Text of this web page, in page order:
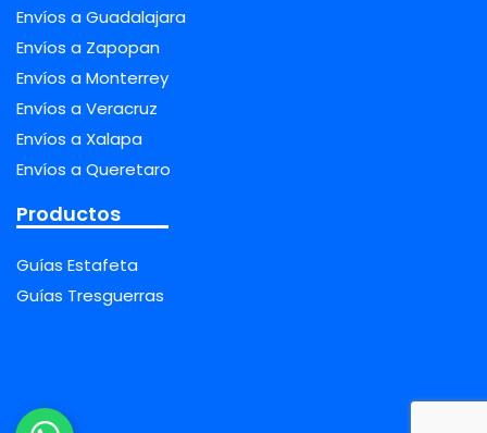
Envíos a Guadalajara
Envíos a Zapopan
Envíos a Monterrey
Envíos a Veracruz
Envíos a Xalapa
Envíos a Queretaro
Productos
Guías Estafeta
Guías Tresguerras